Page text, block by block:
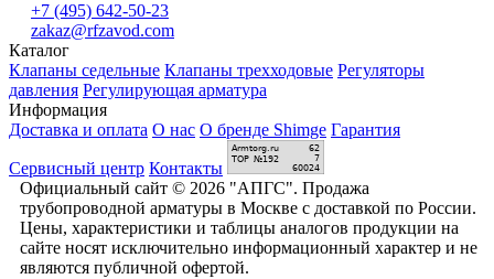
+7 (495) 642-50-23
zakaz@rfzavod.com
Каталог
Клапаны седельные Клапаны трехходовые Регуляторы
давления Регулирующая арматура
Информация
Доставка и оплата О нас О бренде Shimge Гарантия
Сервисный центр Контакты
Официальный сайт © 2026 "АПГС". Продажа
трубопроводной арматуры в Москве с доставкой по России.
Цены, характеристики и таблицы аналогов продукции на
сайте носят исключительно информационный характер и не
являются публичной офертой.